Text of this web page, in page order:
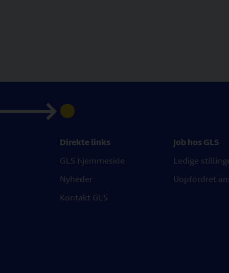
Direkte links
GLS hjemmeside
Nyheder
Kontakt GLS
Job hos GLS
Ledige
Uopfordret